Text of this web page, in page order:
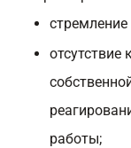
отсутствие
работы;